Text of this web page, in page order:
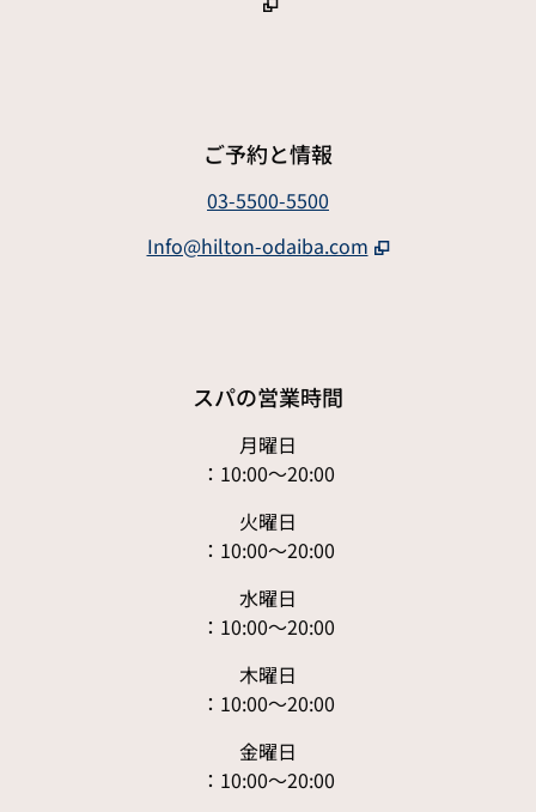
ご予約と情報
03-5500-5500
Info@hilton-odaiba.com
スパの営業時間
月曜日
：10:00〜20:00
火曜日
：10:00〜20:00
水曜日
：10:00〜20:00
木曜日
：10:00〜20:00
金曜日
：10:00〜20:00